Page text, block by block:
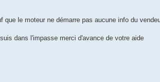
le moteur ne démarre pas aucune info du
dans l'impasse merci d'avance de votre aide